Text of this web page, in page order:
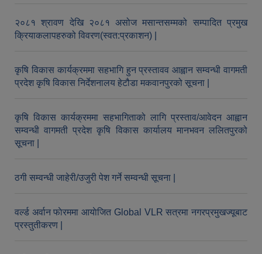
२०८१ श्रावण देखि २०८१ असोज मसान्तसम्मको सम्पादित प्रमुख
क्रियाकलापहरुको विवरण(स्वत:प्रकाशन) |
कृषि विकास कार्यक्रममा सहभागि हुन प्रस्तावव आह्वान सम्वन्धी वागमती
प्रदेश कृषि विकास निर्देशनालय हेटौडा मकवानपुरको सूचना |
कृषि विकास कार्यक्रममा सहभागिताको लागि प्रस्ताव/आवेदन आह्वान
सम्वन्धी वागमती प्रदेश कृषि विकास कार्यालय मानभवन ललितपुरको
सूचना |
ठगी सम्वन्धी जाहेरी/उजुरी पेश गर्ने सम्वन्धी सूचना |
वर्ल्ड अर्वान फाेरममा आयाेजित Global VLR सत्रमा नगरप्रमुखज्यूबाट
प्रस्तुतीकरण |